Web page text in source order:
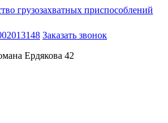
грузозахватных приспособлений
Заказать звонок
Ердякова 42